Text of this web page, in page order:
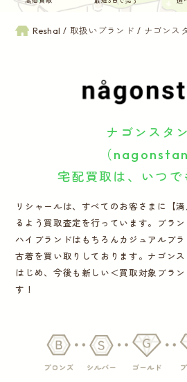
お客さまの声
運営会社
ログイン
Reshal 取扱いブランド ナゴンス
ナゴンスタ
（
宅配買取は、いつで
リシャールは、すべてのお客さまに【
るよう買取査定を行っています。ブラン
ハイブランドはもちろんカジュアルブ
古着を買い取りしております。ナゴン
はじめ、今後も新しい＜買取対象ブラ
す！